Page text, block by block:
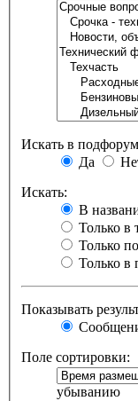
Искать в
Да
Искать:
В
Только в
Только
Только в
Показывать
Поле сортировки:
убыванию